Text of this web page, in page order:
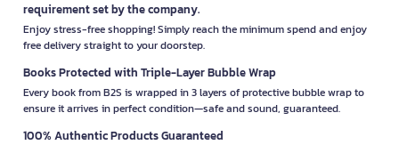
requirement set by the company.
Enjoy stress-free shopping! Simply reach the minimum spend and enjoy
free delivery straight to your doorstep.
Books Protected with Triple-Layer Bubble Wrap
Every book from B2S is wrapped in 3 layers of protective bubble wrap to
ensure it arrives in perfect condition—safe and sound, guaranteed.
100% Authentic Products Guaranteed